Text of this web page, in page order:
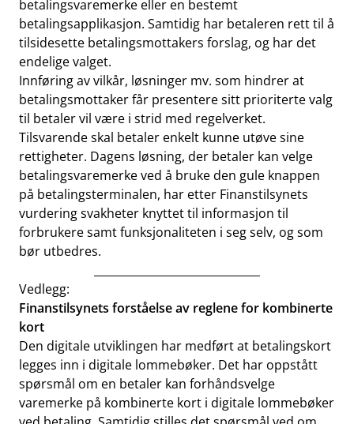
betalingsvaremerke eller en bestemt
betalingsapplikasjon. Samtidig har betaleren rett til å
tilsidesette betalingsmottakers forslag, og har det
endelige valget.
Innføring av vilkår, løsninger mv. som hindrer at
betalingsmottaker får presentere sitt prioriterte valg
til betaler vil være i strid med regelverket.
Tilsvarende skal betaler enkelt kunne utøve sine
rettigheter. Dagens løsning, der betaler kan velge
betalingsvaremerke ved å bruke den gule knappen
på betalingsterminalen, har etter Finanstilsynets
vurdering svakheter knyttet til informasjon til
forbrukere samt funksjonaliteten i seg selv, og som
bør utbedres.
Vedlegg:
Finanstilsynets forståelse av reglene for kombinerte
kort
Den digitale utviklingen har medført at betalingskort
legges inn i digitale lommebøker. Det har oppstått
spørsmål om en betaler kan forhåndsvelge
varemerke på kombinerte kort i digitale lommebøker